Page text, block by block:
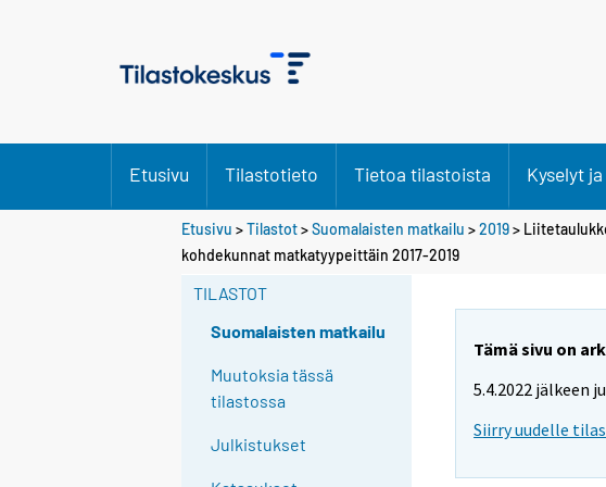
Etusivu Tilastotieto Tietoa tilastoista Kyselyt
Etusivu >Tilastot>Suomalaisten matkailu >2019>
kohdekunnat matkatyypeittäin 2017-2019
TILASTOT
Suomalaisten matkailu
Muutoksia tässä
tilastossa
Julkistukset
Tämä sivu on
5.4.2022 jälkeen
Siirry uudelle